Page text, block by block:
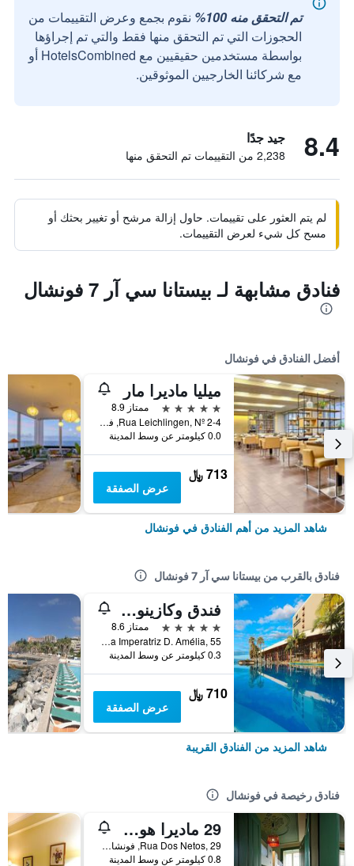
تم التحقق منه 100%
نقوم بجمع وعرض التقييمات من
الحجوزات التي تم التحقق منها فقط والتي تم إجراؤها
بواسطة مستخدمين حقيقيين مع HotelsCombined أو
مع شركائنا الخارجيين الموثوقين.
8.4 جيد جدًا
2,238 من التقييمات تم التحقق منها
لم يتم العثور على تقييمات. حاول إزالة مرشح أو تغيير بحثك أو
مسح كل شيء لعرض التقييمات.
فنادق مشابهة لـ بيستانا سي آر 7 فونشال
أفضل الفنادق في فونشال
ميليا ماديرا مار
5 نجوم
ممتاز 8.9
Rua Leichlingen, Nº 2-4, فونشال, جزر ماديرا, البرتغال
0.0 كيلومتر عن وسط المدينة
713 ﷼
عرض الصفقة
شاهد المزيد من أهم الفنادق في فونشال
فنادق بالقرب من بيستانا سي آر 7 فونشال
فندق وكازينو بيستانا كازينو بارك
5 نجوم
ممتاز 8.6
Rua Imperatriz D. Amélia, 55, فونشال, جزر ماديرا, البرتغال
0.3 كيلومتر عن وسط المدينة
710 ﷼
عرض الصفقة
شاهد المزيد من الفنادق القريبة
فنادق رخيصة في فونشال
29 ماديرا هوستل
Rua Dos Netos, 29, فونشال, جزر ماديرا, البرتغال
0.8 كيلومتر عن وسط المدينة